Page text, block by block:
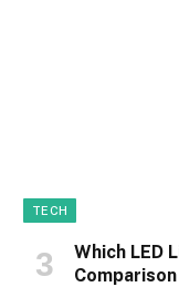
TECH
Which LED